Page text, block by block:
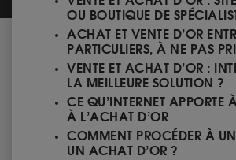
OU BOUTIQUE DE
ACHAT ET VENTE D’OR
PARTICULIERS, À NE PAS
VENTE ET ACHAT D’OR :
LA MEILLEURE SOLUTION ?
CE QU’INTERNET APPORTE
À L’ACHAT D’OR
COMMENT PROCÉDER À
UN ACHAT D’OR ?